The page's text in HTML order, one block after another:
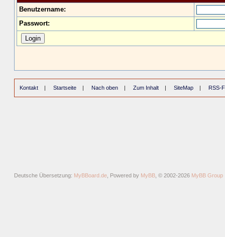
Benutzername:
Passwort:
Kontakt | Startseite | Nach oben | Zum Inhalt | SiteMap | RSS-
Deutsche Übersetzung: MyBBoard.de , Powered by MyBB , © 2002-2026 MyBB Group